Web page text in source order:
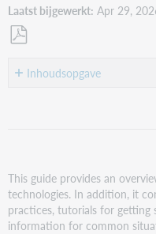
Laatst bijgewerkt Apr 29,
als Inhoudsopgave
This guide provides an
technologies. In addition, it
practices, tutorials for
information for common